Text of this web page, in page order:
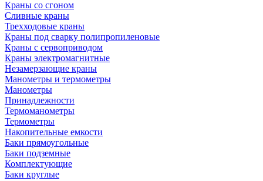
Краны со сгоном
Сливные краны
Трехходовые краны
Краны под сварку полипропиленовые
Краны с сервоприводом
Краны электромагнитные
Незамерзающие краны
Манометры и термометры
Манометры
Принадлежности
Термоманометры
Термометры
Накопительные емкости
Баки прямоугольные
Баки подземные
Комплектующие
Баки круглые